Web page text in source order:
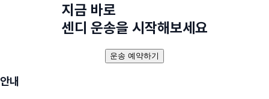
지금 바로
센디 운송을 시작해보세요
운송 예약하기
안내